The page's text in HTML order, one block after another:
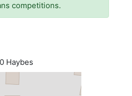
competitions.
Haybes